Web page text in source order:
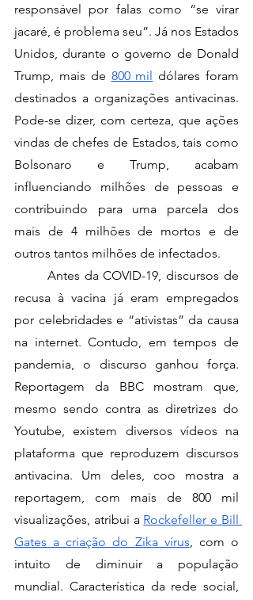
responsável por falas como “se virar
jacaré, é problema seu”. Já nos Estados
Unidos, durante o governo de Donald
Trump, mais de 800 mil
dólares foram
destinados a organizações antivacinas.
Pode-se dizer, com certeza, que ações
vindas de chefes de Estados, tais como
Bolsonaro e Trump, acabam
influenciando milhões de pessoas e
contribuindo para uma parcela dos
mais de 4 milhões de mortos e de
outros tantos milhões de infectados.
recusa à vacina já eram empregados
por celebridades e “ativistas” da causa
na internet. Contudo, em tempos de
pandemia, o discurso ganhou força.
Reportagem da BBC mostram que,
mesmo sendo contra as diretrizes do
Youtube, existem diversos vídeos na
plataforma que reproduzem discursos
antivacina. Um deles, coo mostra a
reportagem, com mais de 800 mil
visualizações, atribui a Rockefeller e Bill
Gates a criação do Zika vírus, com o
intuito de diminuir a população
mundial. Característica da rede social,